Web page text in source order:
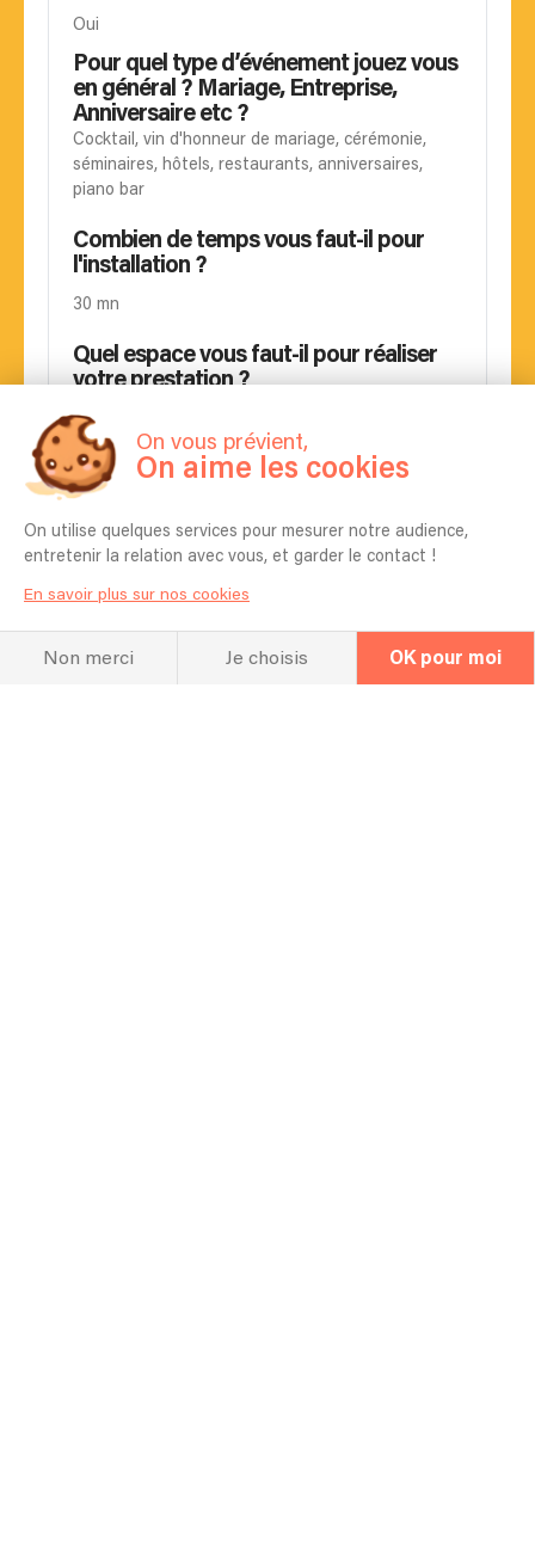
Oui
Pour quel type d’événement jouez vous
en général ? Mariage, Entreprise,
Anniversaire etc ?
Cocktail, vin d'honneur de mariage, cérémonie,
séminaires, hôtels, restaurants, anniversaires,
piano bar
Combien de temps vous faut-il pour
l'installation ?
30 mn
Quel espace vous faut-il pour réaliser
votre prestation ?
Environ 2 x 3
Est-il possible de choisir les chansons
qui seront jouées ?
Oui
Pouvez-vous apprendre une chanson
spécifique pour mon événement ?
On vous prévient,
On aime les cookies
On utilise quelques services pour mesurer notre audience,
entretenir la relation avec vous, et garder le contact !
En savoir plus sur nos cookies
Non merci Je choisis OK pour moi